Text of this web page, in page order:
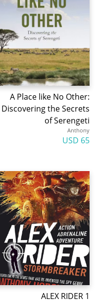
A Place like No Other:
Discovering the Secrets
of Serengeti
Anthony
65 USD
ALEX RIDER 1